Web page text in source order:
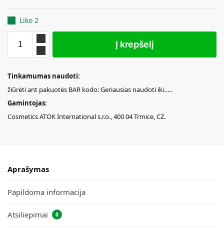
Liko 2
Į krepšelį
Tinkamumas naudoti:
žiūrėti ant pakuotės BAR kodo: Geriausias naudoti iki…..
Gamintojas:
Cosmetics ATOK International s.r.o., 400 04 Trmice, CZ.
Aprašymas
Papildoma informacija
Atsiliepimai 0